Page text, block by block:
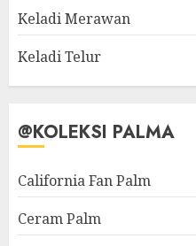
Keladi Merawan
Keladi Telur
@KOLEKSI PALMA
California Fan Palm
Ceram Palm